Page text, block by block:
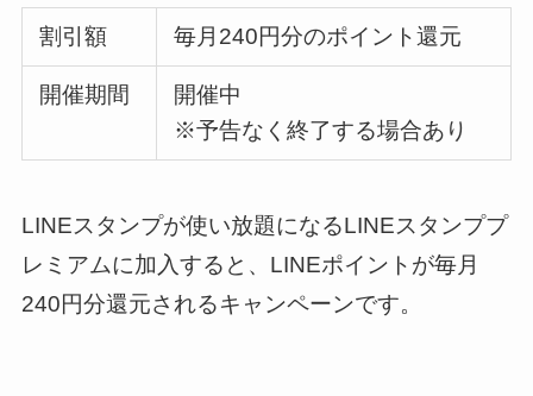
割引額 毎月240円分のポイント還元
開催期間
開催中
※予告なく終了する場合あり
LINEスタンプが使い放題になるLINEスタンププ
レミアムに加入すると、LINEポイントが毎月
240円分還元されるキャンペーンです。